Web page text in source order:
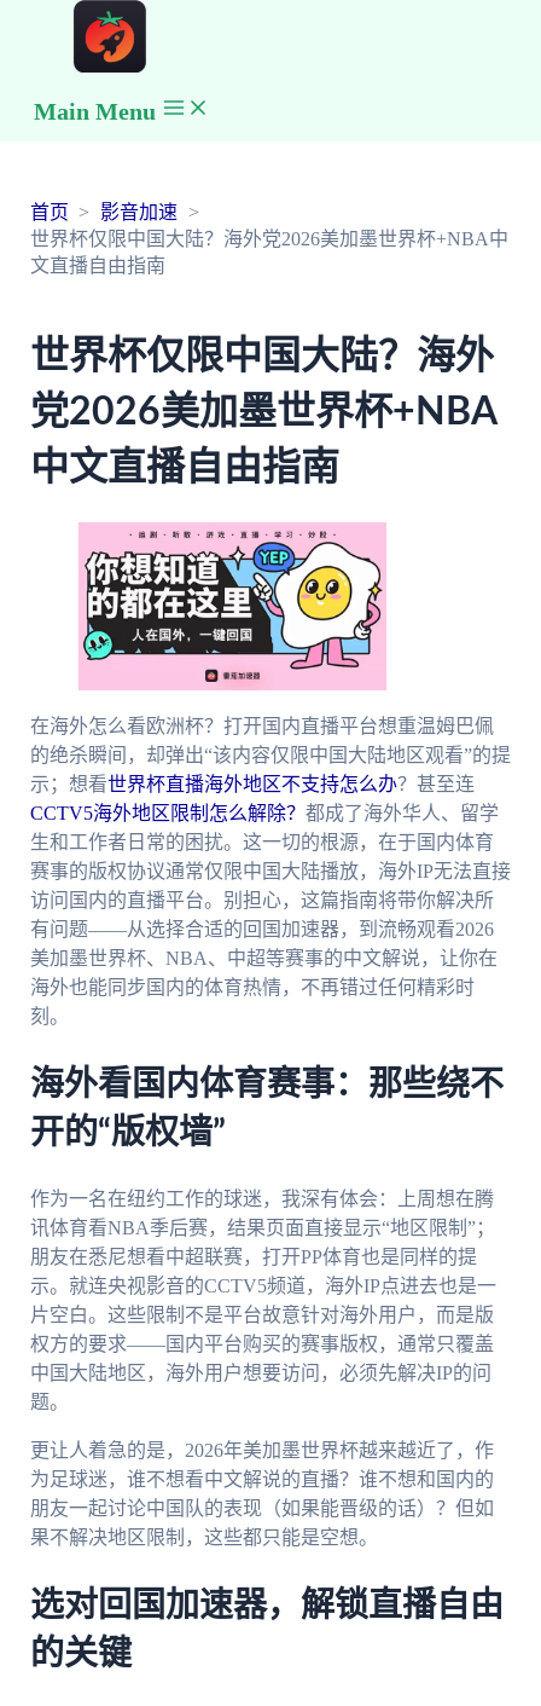
Main Menu
首页
影音加速
世界杯仅限中国大陆？海外党2026美加墨世界杯+NBA中
文直播自由指南
世界杯仅限中国大陆？海外
党2026美加墨世界杯+NBA
中文直播自由指南
在海外怎么看欧洲杯？打开国内直播平台想重温姆巴佩
的绝杀瞬间，却弹出“该内容仅限中国大陆地区观看”的提
示；想看世界杯直播海外地区不支持怎么办？甚至连
CCTV5海外地区限制怎么解除？ 都成了海外华人、留学
生和工作者日常的困扰。这一切的根源，在于国内体育
赛事的版权协议通常仅限中国大陆播放，海外IP无法直接
访问国内的直播平台。别担心，这篇指南将带你解决所
有问题——从选择合适的回国加速器，到流畅观看2026
美加墨世界杯、NBA、中超等赛事的中文解说，让你在
海外也能同步国内的体育热情，不再错过任何精彩时
刻。
海外看国内体育赛事：那些绕不
开的“版权墙”
作为一名在纽约工作的球迷，我深有体会：上周想在腾
讯体育看NBA季后赛，结果页面直接显示“地区限制”；
朋友在悉尼想看中超联赛，打开PP体育也是同样的提
示。就连央视影音的CCTV5频道，海外IP点进去也是一
片空白。这些限制不是平台故意针对海外用户，而是版
权方的要求——国内平台购买的赛事版权，通常只覆盖
中国大陆地区，海外用户想要访问，必须先解决IP的问
题。
更让人着急的是，2026年美加墨世界杯越来越近了，作
为足球迷，谁不想看中文解说的直播？谁不想和国内的
朋友一起讨论中国队的表现（如果能晋级的话）？但如
果不解决地区限制，这些都只能是空想。
选对回国加速器，解锁直播自由
的关键